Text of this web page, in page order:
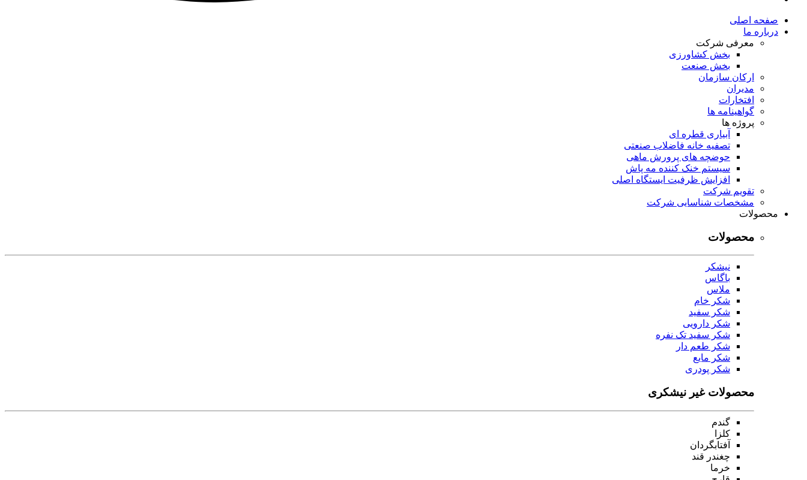
صفحه اصلی
درباره ما
معرفی شرکت
بخش کشاورزی
بخش صنعت
ارکان سازمان
مدیران
افتخارات
گواهینامه ها
پروژه ها
آبیاری قطره ای
تصفیه خانه فاضلاب صنعتی
حوضچه های پرورش ماهی
سیستم خنک کننده مه پاش
افزایش ظرفیت ایستگاه اصلی
تقویم شرکت
مشخصات شناسایی شرکت
محصولات
محصولات
نیشکر
باگاس
ملاس
شکر خام
شکر سفید
شکر دارویی
شکر سفید تک نفره
شکر طعم دار
شکر مایع
شکر پودری
محصولات غیر نیشکری
گندم
کلزا
آفتابگردان
چغندر قند
خرما